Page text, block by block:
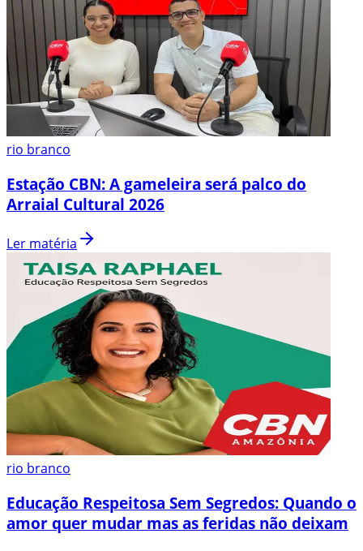
rio branco
Estação CBN: A gameleira será palco do
Arraial Cultural 2026
Ler matéria
rio branco
Educação Respeitosa Sem Segredos: Quando o
amor quer mudar mas as feridas não deixam